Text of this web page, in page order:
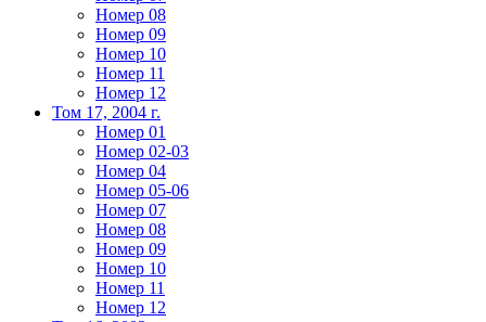
Номер 08
Номер 09
Номер 10
Номер 11
Номер 12
Том 17, 2004 г.
Номер 01
Номер 02-03
Номер 04
Номер 05-06
Номер 07
Номер 08
Номер 09
Номер 10
Номер 11
Номер 12